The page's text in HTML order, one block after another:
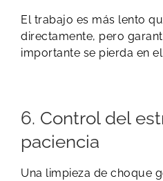
El trabajo es más lento
directamente, pero
importante se pierda en
6. Control del
paciencia
Una limpieza de choque